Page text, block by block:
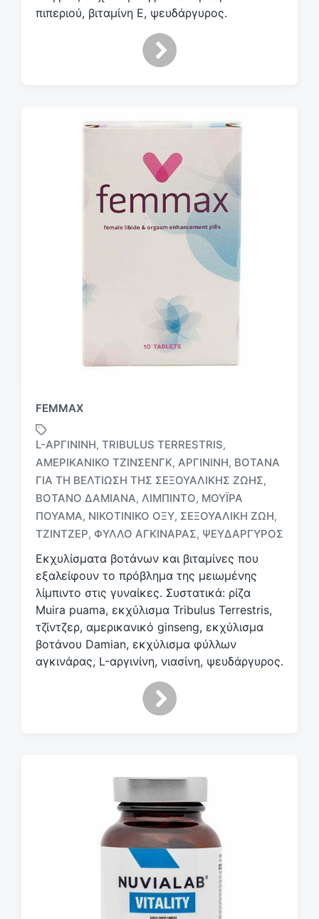
πιπεριού, βιταμίνη Ε, ψευδάργυρος.
FEMMAX
ε
ε
τ
κ
έ
τ
α
L-ΑΡΓΙΝΊΝΗ, TRIBULUS TERRESTRIS,
ΑΜΕΡΙΚΑΝΙΚΌ ΤΖΊΝΣΕΝΓΚ, ΑΡΓΙΝΊΝΗ, ΒΌΤΑΝΑ
ΓΙΑ ΤΗ ΒΕΛΤΊΩΣΗ ΤΗΣ ΣΕΞΟΥΑΛΙΚΉΣ ΖΩΉΣ,
ΒΌΤΑΝΟ ΔΑΜΙΑΝΆ, ΛΙΜΠΊΝΤΟ, ΜΟΎΙΡΑ
ΠΟΥΆΜΑ, ΝΙΚΟΤΙΝΙΚΌ ΟΞΎ, ΣΕΞΟΥΑΛΙΚΉ ΖΩΉ,
ΤΖΊΝΤΖΕΡ, ΦΎΛΛΟ ΑΓΚΙΝΆΡΑΣ, ΨΕΥΔΆΡΓΥΡΟΣ
Εκχυλίσματα βοτάνων και βιταμίνες που
εξαλείφουν το πρόβλημα της μειωμένης
λίμπιντο στις γυναίκες. Συστατικά: ρίζα
Muira puama, εκχύλισμα Tribulus Terrestris,
τζίντζερ, αμερικανικό ginseng, εκχύλισμα
βοτάνου Damian, εκχύλισμα φύλλων
αγκινάρας, L-αργινίνη, νιασίνη, ψευδάργυρος.